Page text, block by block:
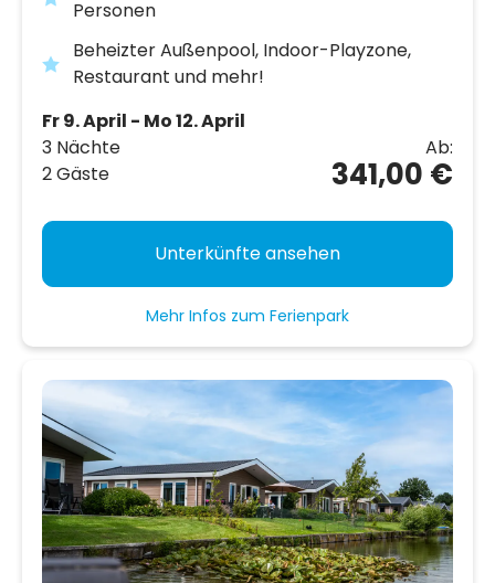
Personen
Beheizter Außenpool, Indoor-Playzone,
Restaurant und mehr!
Fr 9. April - Mo 12. April
3 Nächte
2 Gäste
Ab:
341,00 €
Unterkünfte ansehen
Mehr Infos zum Ferienpark